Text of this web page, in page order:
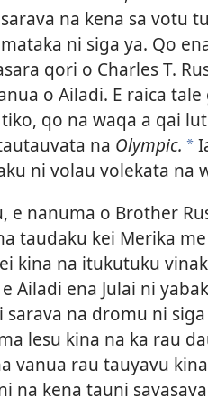
na kena sa votu
ni siga ya. Qo
qori o Charles T.
o Ailadi. E raica tale
qo na waqa a qai
na Olympic. *
ni volau volekata na
e nanuma o Brother
taudaku kei Merika
kina na itukutuku
Ailadi ena Julai ni
sarava na dromu ni
lesu kina na ka rau
vanua rau tauyavu
na kena tauni